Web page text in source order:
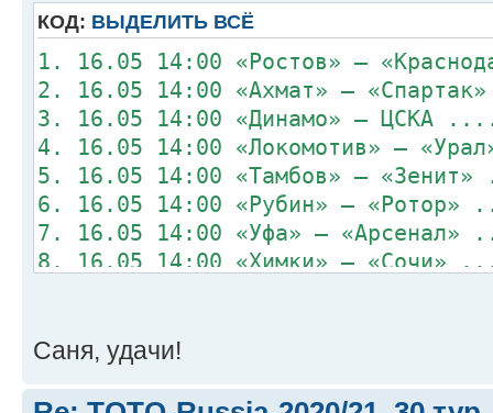
КОД: ВЫДЕЛИТЬ ВСЁ
1. 16.05 14:00 «Ростов» –
2. 16.05 14:00 «Ахмат» –
3. 16.05 14:00 «Динамо» –
4. 16.05 14:00 «Локомотив» –
5. 16.05 14:00 «Тамбов» –
6. 16.05 14:00 «Рубин» –
7. 16.05 14:00 «Уфа» –
8. 16.05 14:00 «Химки» –
Саня, удачи!